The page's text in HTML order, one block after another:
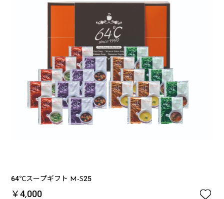
64℃スープギフト M-S25
￥4,000 